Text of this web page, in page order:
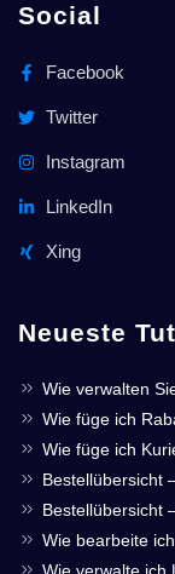
Social
Facebook
Twitter
Instagram
LinkedIn
Xing
Neueste
Wie verwalten
Wie füge ich
Wie füge ich
Bestellübersicht
Bestellübersicht
Wie bearbeite